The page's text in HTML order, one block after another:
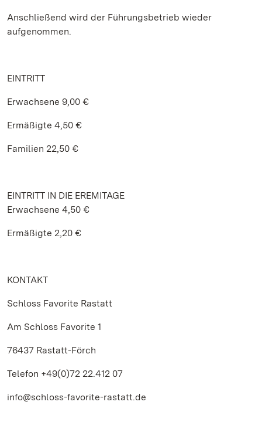
Anschließend wird der Führungsbetrieb wieder
aufgenommen.
EINTRITT
Erwachsene 9,00 €
Ermäßigte 4,50 €
Familien 22,50 €
EINTRITT IN DIE EREMITAGE
Erwachsene 4,50 €
Ermäßigte 2,20 €
KONTAKT
Schloss Favorite Rastatt
Am Schloss Favorite 1
76437 Rastatt-Förch
Telefon +49(0)72 22.412 07
info@schloss-favorite-rastatt.de